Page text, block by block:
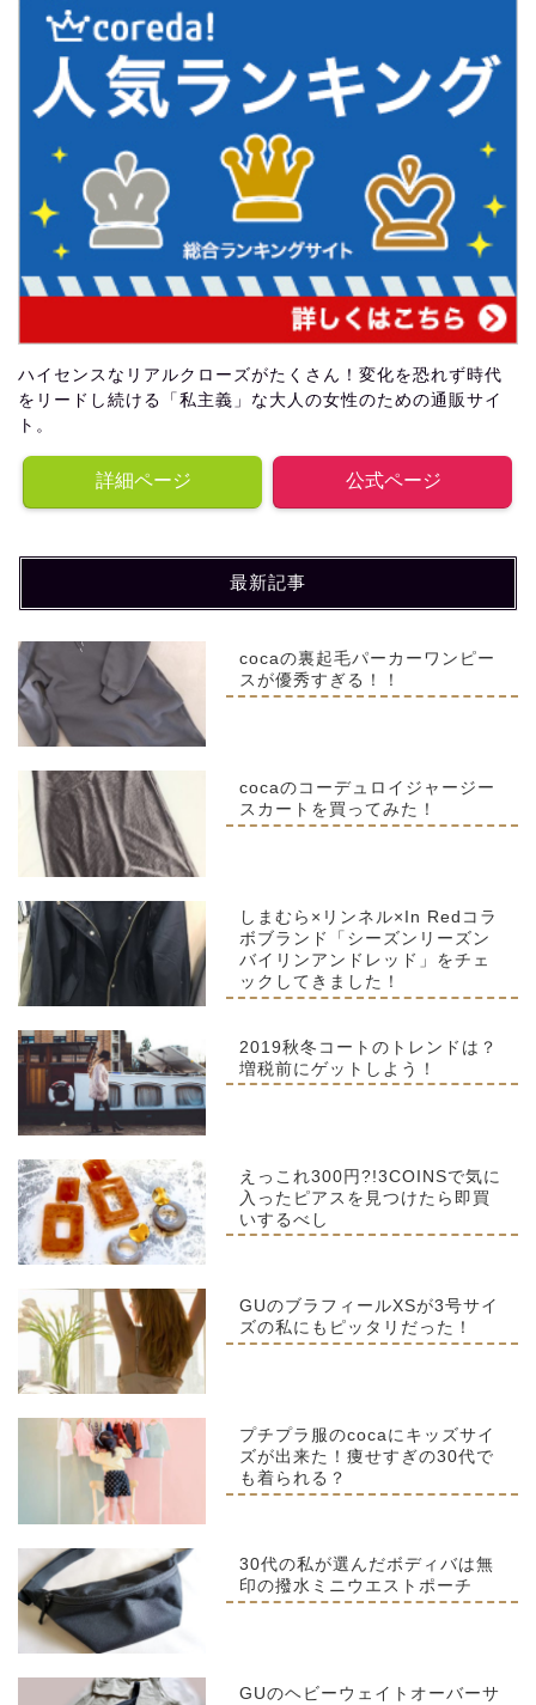
ハイセンスなリアルクローズがたくさん！変化を恐れず時代
をリードし続ける「私主義」な大人の女性のための通販サイ
ト。
詳細ページ 公式ページ
最新記事
cocaの裏起毛パーカーワンピー
スが優秀すぎる！！
cocaのコーデュロイジャージー
スカートを買ってみた！
しまむら×リンネル×In Redコラ
ボブランド「シーズンリーズン
バイリンアンドレッド」をチェ
ックしてきました！
2019秋冬コートのトレンドは？
増税前にゲットしよう！
えっこれ300円?!3COINSで気に
入ったピアスを見つけたら即買
いするべし
GUのブラフィールXSが3号サイ
ズの私にもピッタリだった！
プチプラ服のcocaにキッズサイ
ズが出来た！痩せすぎの30代で
も着られる？
30代の私が選んだボディバは無
印の撥水ミニウエストポーチ
GUのヘビーウェイトオーバーサ